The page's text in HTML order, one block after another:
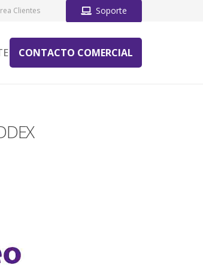
Clientes Soporte
CONTACTO COMERCIAL